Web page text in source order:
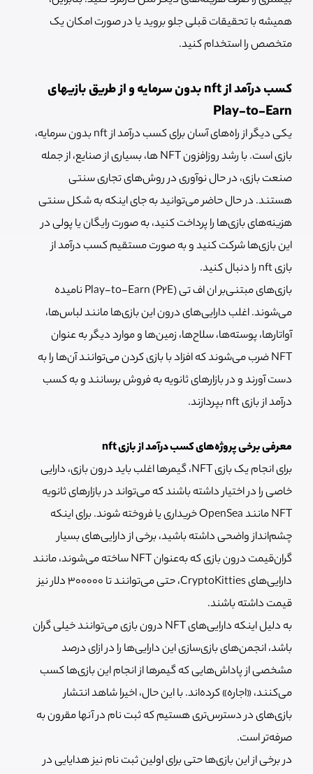
همیشه با تحقیقات قبلی جلو بروید یا در صورت امکان یک
متخصص را استخدام کنید.
کسب درآمد از nft بدون سرمایه و از طریق بازیهای
Play-to-Earn
یکی دیگر از راه‌های آسان برای کسب درآمد از nft بدون سرمایه،
بازی است. با رشد روزافزون NFT ها، بسیاری از صنایع، از جمله
صنعت بازی، در حال نوآوری در روش‌های تجاری سنتی
هستند. در حال حاضر می‌توانید به جای اینکه به شکل سنتی
هزینه‌های بازی‌ها را پرداخت کنید، به صورت رایگان یا پولی در
این بازی‌ها شرکت کنید و به صورت مستقیم کسب درآمد از
بازی nft را دنبال کنید.
بازی‌های مبتنی‌بر ان اف تی Play-to-Earn (P2E) نامیده
می‌شوند. اغلب دارایی‌های درون این بازی‌ها مانند لباس‌ها،
آواتارها، پوسته‌ها، سلاح‌ها، زمین‌ها و موارد دیگر به عنوان
NFT ضرب می‌شوند که افزاد با بازی کردن می‌توانند آن‌ها را به
دست آورند و در بازارهای ثانویه به فروش برسانند و به کسب
درآمد از بازی nft بپردازند.
معرفی برخی پروژه‌های کسب درآمد از بازی nft
برای انجام یک بازی NFT، گیمرها اغلب باید درون بازی، دارایی
خاصی را در اختیار داشته باشند که می‌تواند در بازارهای ثانویه
NFT مانند OpenSea خریداری یا فروخته شوند. برای اینکه
چشم‌انداز واضحی داشته باشید، برخی از دارایی‌های بسیار
گران‌قیمت درون بازی که به‌عنوان NFT ساخته می‌شوند، مانند
دارایی‌های CryptoKitties، حتی می‌توانند تا 300000 دلار نیز
قیمت داشته باشند.
به دلیل اینکه دارایی‌های NFT درون بازی می‌توانند خیلی گران
باشد، انجمن‌های بازی‌سازی این دارایی‌ها را در ازای درصد
مشخصی از پاداش‌هایی که گیمرها از انجام این بازی‌ها کسب
می‌کنند، «اجاره» کرده‌اند. با این حال، اخیرا شاهد انتشار
بازی‌های در دسترس‌تری هستیم که ثبت نام در آنها مقرون به
صرفه‌تر است.
در برخی از این بازی‌ها حتی برای اولین ثبت نام نیز هدایایی در